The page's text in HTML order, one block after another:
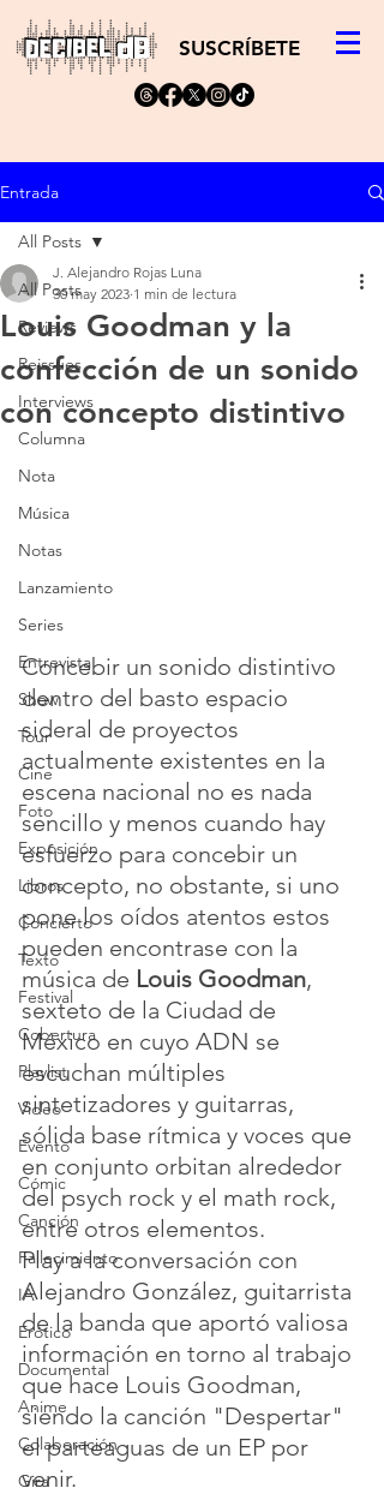
SUSCRÍBETE
Entrada
All Posts
Reviews
Reissues
Interviews
Columna
Nota
Música
Notas
Lanzamiento
Series
Entrevista
Show
Tour
Cine
Foto
Exposición
Libros
Concierto
Texto
Festival
Cobertura
Playlist
Video
Evento
Cómic
Canción
Fallecimiento
IA
Erótico
Documental
Anime
Colaboración
Gira
All Posts
Louis Goodman y la
confección de un sonido
con concepto distintivo
J. Alejandro Rojas Luna
30 may 2023 1 min de lectura
Concebir un sonido distintivo
dentro del basto espacio
sideral de proyectos
actualmente existentes en la
escena nacional no es nada
sencillo y menos cuando hay
esfuerzo para concebir un
concepto, no obstante, si uno
pone los oídos atentos estos
pueden encontrase con la
música de Louis Goodman,
sexteto de la Ciudad de
México en cuyo ADN se
escuchan múltiples
sintetizadores y guitarras,
sólida base rítmica y voces que
en conjunto orbitan alrededor
del psych rock y el math rock,
entre otros elementos.
Play a la conversación con
Alejandro González, guitarrista
de la banda que aportó valiosa
información en torno al trabajo
que hace Louis Goodman,
siendo la canción "Despertar"
el parteaguas de un EP por
venir.